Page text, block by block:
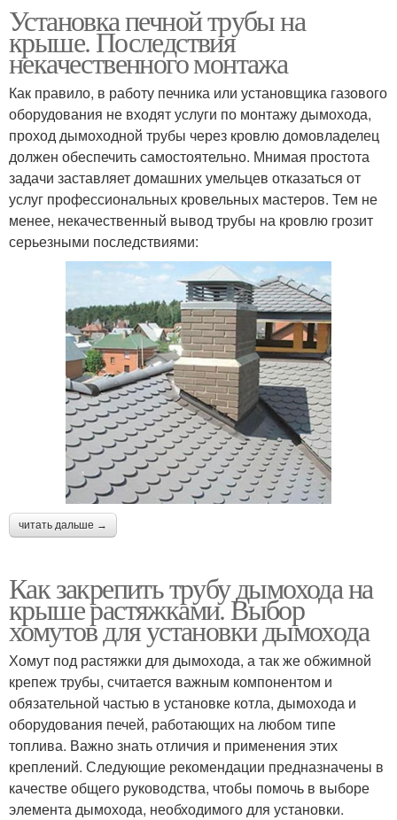
Установка печной трубы на
крыше. Последствия
некачественного монтажа
Как правило, в работу печника или установщика газового
оборудования не входят услуги по монтажу дымохода,
проход дымоходной трубы через кровлю домовладелец
должен обеспечить самостоятельно. Мнимая простота
задачи заставляет домашних умельцев отказаться от
услуг профессиональных кровельных мастеров. Тем не
менее, некачественный вывод трубы на кровлю грозит
серьезными последствиями:
читать дальше →
Как закрепить трубу дымохода на
крыше растяжками. Выбор
хомутов для установки дымохода
Хомут под растяжки для дымохода, а так же обжимной
крепеж трубы, считается важным компонентом и
обязательной частью в установке котла, дымохода и
оборудования печей, работающих на любом типе
топлива. Важно знать отличия и применения этих
креплений. Следующие рекомендации предназначены в
качестве общего руководства, чтобы помочь в выборе
элемента дымохода, необходимого для установки.